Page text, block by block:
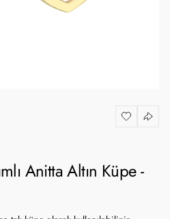
Anitta Altın Küpe -